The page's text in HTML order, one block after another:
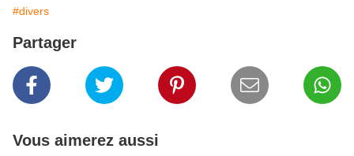
#divers
Partager
Vous aimerez aussi